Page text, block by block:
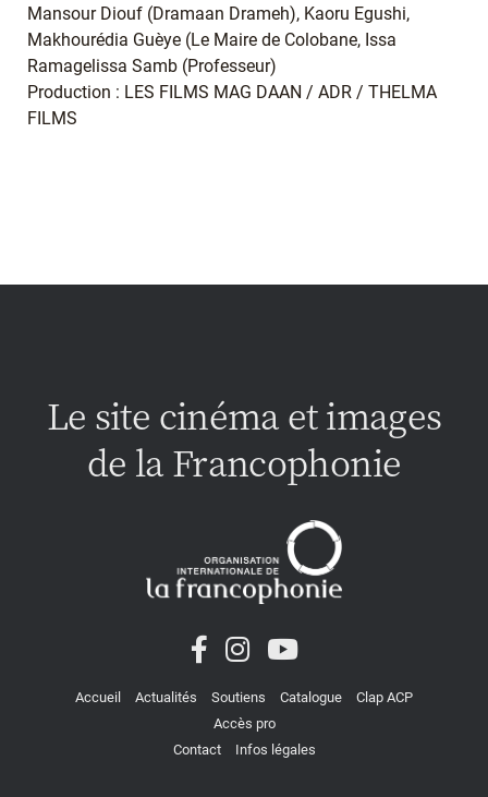
Mansour Diouf (Dramaan Drameh), Kaoru Egushi,
Makhourédia Guèye (Le Maire de Colobane, Issa
Ramagelissa Samb (Professeur)
Production : LES FILMS MAG DAAN / ADR / THELMA
FILMS
Le site cinéma et images
de la Francophonie
Accueil Actualités Soutiens Catalogue
Clap ACP
Accès pro
Contact
Infos légales